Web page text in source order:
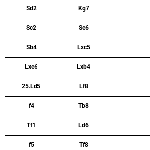
Sd2 Kg7
Sc2 Se6
Sb4 Lxc5
Lxe6 Lxb4
25.Ld5 Lf8
f4 Tb8
Tf1 Ld6
f5 Tf8